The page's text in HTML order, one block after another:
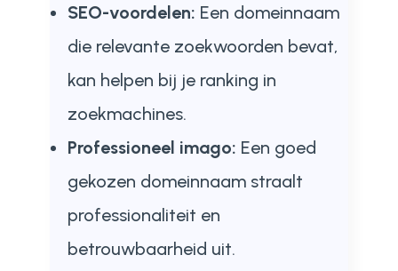
SEO-voordelen: Een domeinnaam
die relevante zoekwoorden bevat,
kan helpen bij je ranking in
zoekmachines.
Professioneel imago: Een goed
gekozen domeinnaam straalt
professionaliteit en
betrouwbaarheid uit.